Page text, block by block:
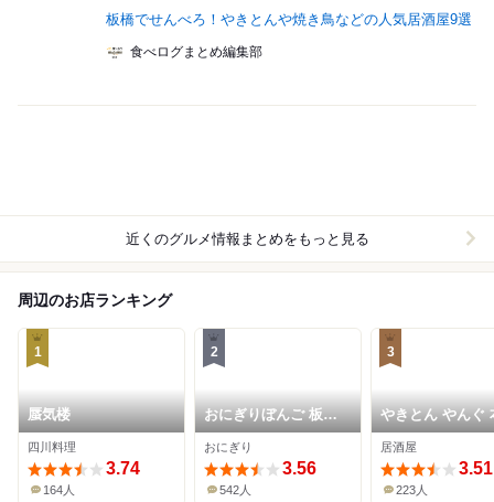
板橋でせんべろ！やきとんや焼き鳥などの人気居酒屋9選
食べログまとめ編集部
近くのグルメ情報まとめをもっと見る
周辺のお店ランキング
1
蜃気楼
四川料理
3.74
164人
2
おにぎりぼんご 板橋
店
おにぎり
3.56
542人
3
やきとん やんぐ
居酒屋
3.51
223人